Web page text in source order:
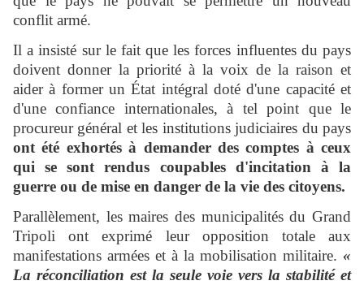
conflit armé.
Il a insisté sur le fait que les forces influentes du pays
doivent donner la priorité à la voix de la raison et
aider à former un État intégral doté d'une capacité et
d'une confiance internationales, à tel point que le
procureur général et les institutions judiciaires du pays
ont été exhortés à demander des comptes à ceux
qui se sont rendus coupables d'incitation à la
guerre ou de mise en danger de la vie des citoyens.
Parallèlement, les maires des municipalités du Grand
Tripoli ont exprimé leur opposition totale aux
manifestations armées et à la mobilisation militaire. «
La réconciliation est la seule voie vers la stabilité et